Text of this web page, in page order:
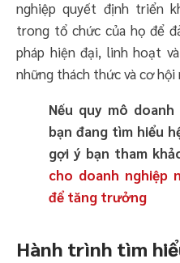
nghiệp quyết định triển
trong tổ chức của họ để
pháp hiện đại, linh hoạt
những thách thức và cơ hội
Nếu quy mô
bạn đang tìm hiểu
gợi ý bạn tham
cho doanh nghiệp
để tăng trưởng
Hành trình tìm